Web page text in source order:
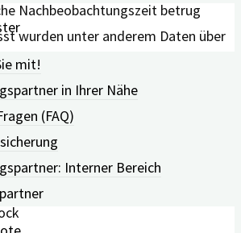
mit!
in Ihrer Nähe
(FAQ)
Interner Bereich
Nachbeobachtungszeit betrug
wurden unter anderem Daten über
im Körper sowie der Anteil